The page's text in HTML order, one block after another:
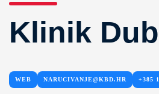
Klinik
WEB NARUCIVANJE@KBD.HR +385